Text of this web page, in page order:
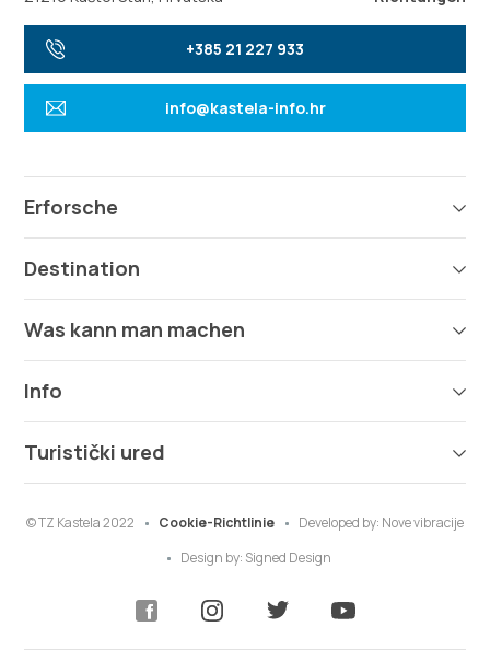
+385 21 227 933
info@kastela-info.hr
Erforsche
Destination
Was kann man machen
Info
Turistički ured
© TZ Kastela 2022 Cookie-Richtlinie Developed by: Nove vibracije
Design by: Signed Design